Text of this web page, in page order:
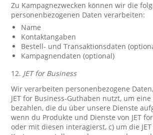
Zu Kampagnezwecken können wir die
personenbezogenen Daten verarbeiten:
Name
Kontaktangaben
Bestell- und Transaktionsdaten
Kampagnendaten (optional)
12. JET for Business
Wir verarbeiten personenbezogene
JET for Business-Guthaben nutzt, um
bezahlen, die du über unsere Dienste
wenn du Produkte und Dienste von JET
oder mit diesen interagierst, c) um die